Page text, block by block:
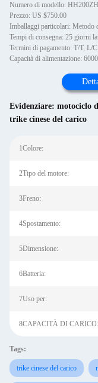
Numero di modello:
Prezzo: US $750.00
Imballaggi particolari:
Tempi di consegna: 25 giorni
Termini di pagamento: T/T, L/
Capacità di alimentazione:
Evidenziare: motociclo
trike cinese del carico
1Colore:
2Tipo del motore:
3Freno:
4Spostamento:
5Dimensione:
6Batteria:
7Uso per:
8CAPACITÀ DI CARICO:
Tags:
trike cinese del carico